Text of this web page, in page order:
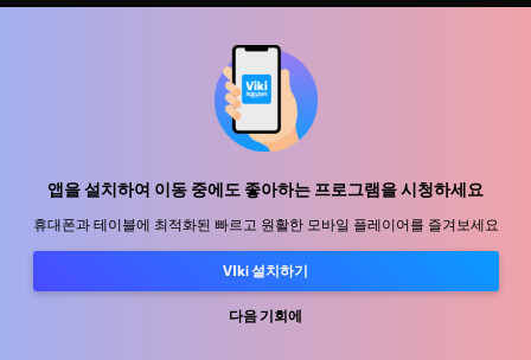
앱을 설치하여 이동 중에도 좋아하는 프로그램을 시청하세요
휴대폰과 테이블에 최적화된 빠르고 원활한 모바일 플레이어를 즐겨보세요
VIki 설치하기
다음 기회에
미디어 센터, 보도자료
사용 약관
개인정보처리방침